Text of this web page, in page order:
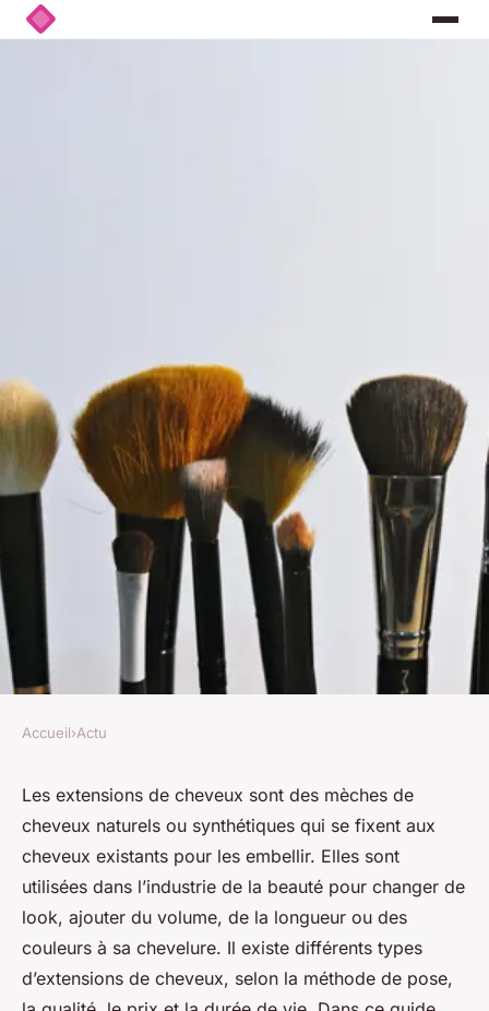
Extension cheveux : tout
savoir sur les mèches de
cheveux artificielles
Alice• 20 janvier 2024•12 min de lecture
Accueil›Actu
Les extensions de cheveux sont des mèches de
cheveux naturels ou synthétiques qui se fixent aux
cheveux existants pour les embellir. Elles sont
utilisées dans l’industrie de la beauté pour changer de
look, ajouter du volume, de la longueur ou des
couleurs à sa chevelure. Il existe différents types
d’extensions de cheveux, selon la méthode de pose,